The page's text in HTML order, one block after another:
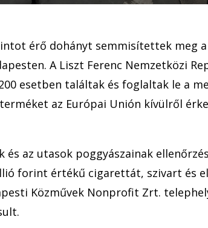
érő dohányt semmisítettek meg
A Liszt Ferenc Nemzetközi
esetben találtak és foglaltak le a
az Európai Unión kívülről
és az utasok poggyászainak
forint értékű cigarettát, szivart és
Közművek Nonprofit Zrt.